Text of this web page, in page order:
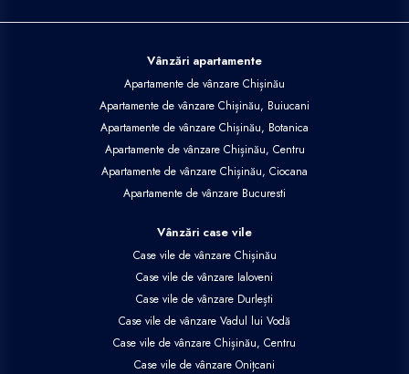
Vânzări apartamente
Apartamente de vânzare Chișinău
Apartamente de vânzare Chișinău, Buiucani
Apartamente de vânzare Chișinău, Botanica
Apartamente de vânzare Chișinău, Centru
Apartamente de vânzare Chișinău, Ciocana
Apartamente de vânzare Bucuresti
Vânzări case vile
Case vile de vânzare Chișinău
Case vile de vânzare Ialoveni
Case vile de vânzare Durlești
Case vile de vânzare Vadul lui Vodă
Case vile de vânzare Chișinău, Centru
Case vile de vânzare Onițcani